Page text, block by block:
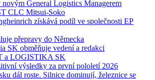
General Logistics Managerem
CLC Mitsui-Soko
získává podíl ve společnosti EP
přepravy do Německa
SK obměňuje vedení a redakci
a LOGISTIKA SK
výsledky za první pololetí 2026
dál roste. Silnice dominují, železnice se